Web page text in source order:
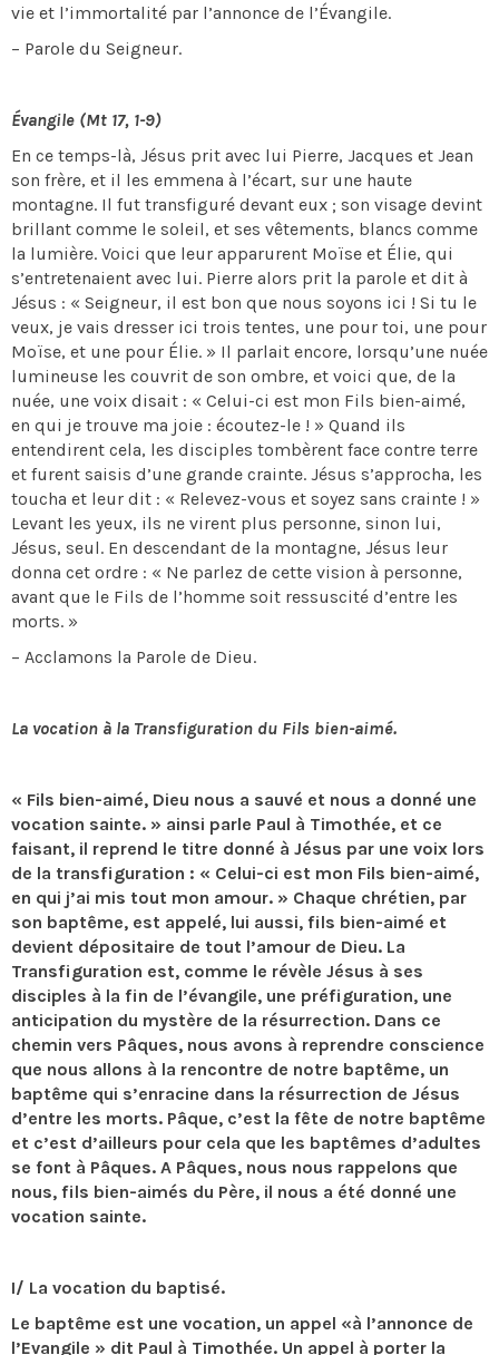
vie et l’immortalité par l’annonce de l’Évangile.
– Parole du Seigneur.
Évangile (Mt 17, 1-9)
En ce temps-là, Jésus prit avec lui Pierre, Jacques et Jean
son frère, et il les emmena à l’écart, sur une haute
montagne. Il fut transfiguré devant eux ; son visage devint
brillant comme le soleil, et ses vêtements, blancs comme
la lumière. Voici que leur apparurent Moïse et Élie, qui
s’entretenaient avec lui. Pierre alors prit la parole et dit à
Jésus : « Seigneur, il est bon que nous soyons ici ! Si tu le
veux, je vais dresser ici trois tentes, une pour toi, une pour
Moïse, et une pour Élie. » Il parlait encore, lorsqu’une nuée
lumineuse les couvrit de son ombre, et voici que, de la
nuée, une voix disait : « Celui-ci est mon Fils bien-aimé,
en qui je trouve ma joie : écoutez-le ! » Quand ils
entendirent cela, les disciples tombèrent face contre terre
et furent saisis d’une grande crainte. Jésus s’approcha, les
toucha et leur dit : « Relevez-vous et soyez sans crainte ! »
Levant les yeux, ils ne virent plus personne, sinon lui,
Jésus, seul. En descendant de la montagne, Jésus leur
donna cet ordre : « Ne parlez de cette vision à personne,
avant que le Fils de l’homme soit ressuscité d’entre les
morts. »
– Acclamons la Parole de Dieu.
La vocation à la Transfiguration du Fils bien-aimé.
« Fils bien-aimé, Dieu nous a sauvé et nous a donné une
vocation sainte. » ainsi parle Paul à Timothée, et ce
faisant, il reprend le titre donné à Jésus par une voix lors
de la transfiguration : « Celui-ci est mon Fils bien-aimé,
en qui j’ai mis tout mon amour. » Chaque chrétien, par
son baptême, est appelé, lui aussi, fils bien-aimé et
devient dépositaire de tout l’amour de Dieu. La
Transfiguration est, comme le révèle Jésus à ses
disciples à la fin de l’évangile, une préfiguration, une
anticipation du mystère de la résurrection. Dans ce
chemin vers Pâques, nous avons à reprendre conscience
que nous allons à la rencontre de notre baptême, un
baptême qui s’enracine dans la résurrection de Jésus
d’entre les morts. Pâque, c’est la fête de notre baptême
et c’est d’ailleurs pour cela que les baptêmes d’adultes
se font à Pâques. A Pâques, nous nous rappelons que
nous, fils bien-aimés du Père, il nous a été donné une
vocation sainte.
I/ La vocation du baptisé.
Le baptême est une vocation, un appel «à l’annonce de
l’Evangile » dit Paul à Timothée. Un appel à porter la